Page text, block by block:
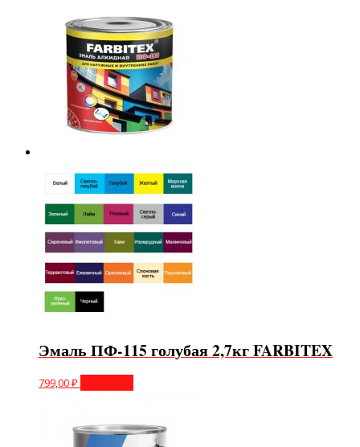
Эмаль ПФ-115 голубая 2,7кг FARBITEX
799,00₽